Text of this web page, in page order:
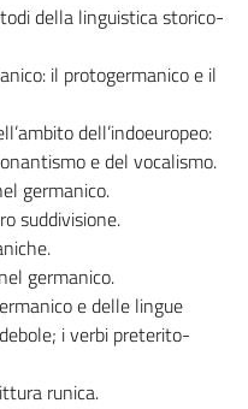
della linguistica storico-
il protogermanico e il
dell’indoeuropeo:
e del vocalismo.
germanico.
suddivisione.
germanico.
e delle lingue
i verbi preterito-
runica.